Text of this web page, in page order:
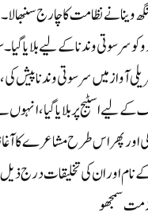
وینا نے نظامت کا چارج
کو سرسوتی وندنا کے لیے بلایا
آواز میں سرسوتی وندنا پیش
لیے اسٹیج پر بلایا گیا،
اور پھر اس طرح مشاعرے کا
اور ان کی تخلیقات درج
مت سمجھو